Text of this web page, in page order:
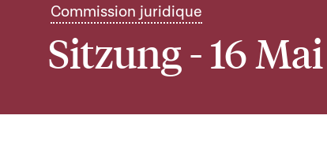
Commission juridique
Sitzung - 16